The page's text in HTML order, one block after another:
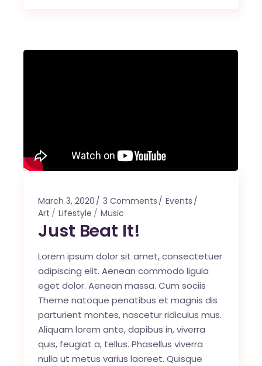
March 3, 2020 3 Comments
Events
Art
Lifestyle Music
Just Beat It!
Lorem ipsum dolor sit amet, consectetuer
adipiscing elit. Aenean commodo ligula
eget dolor. Aenean massa. Cum sociis
Theme natoque penatibus et magnis dis
parturient montes, nascetur ridiculus mus.
Aliquam lorem ante, dapibus in, viverra
quis, feugiat a, tellus. Phasellus viverra
nulla ut metus varius laoreet. Quisque